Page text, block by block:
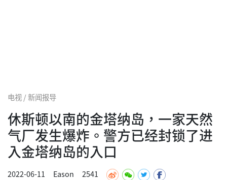
电视 / 新闻报导
休斯顿以南的金塔纳岛，一家天然
气厂发生爆炸。警方已经封锁了进
入金塔纳岛的入口
2022-06-11 Eason 2541